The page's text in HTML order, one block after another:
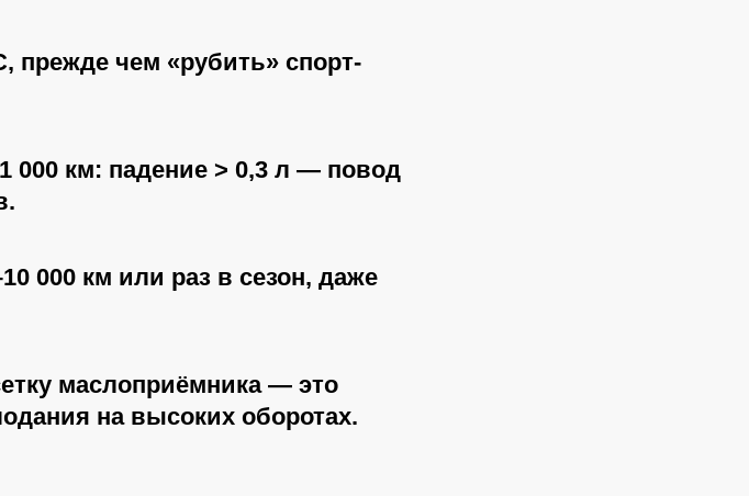
прежде чем «рубить» спорт-
000 км: падение > 0,3 л — повод
000 км или раз в сезон, даже
маслоприёмника — это
на высоких оборотах.